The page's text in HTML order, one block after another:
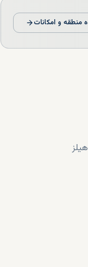
منطقه و امکانات